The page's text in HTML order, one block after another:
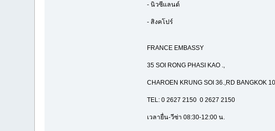
- นิวซีแลนด์
- สิงคโปร์
FRANCE EMBASSY
35 SOI RONG PHASI KAO .,
CHAROEN KRUNG SOI 36.,RD BANGKOK
TEL: 0 2627 2150 0 2627 2150
เวลายื่น-วีซ่า 08:30-12:00 น.